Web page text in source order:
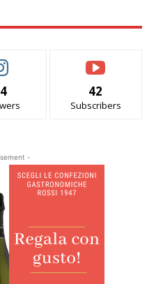
42
Subscribers
-